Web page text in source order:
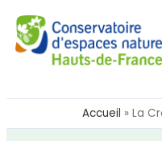
Accueil » La